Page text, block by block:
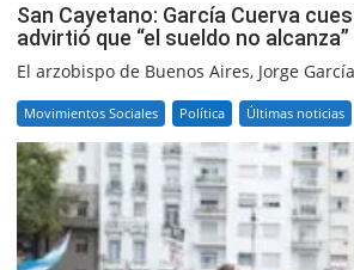
San Cayetano: García Cuerva
advirtió que “el sueldo no alcanza”
El arzobispo de Buenos Aires, Jorge
Movimientos Sociales Política Últimas noticias